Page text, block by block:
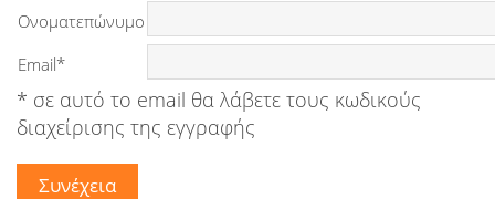
Ραδιόφωνο
Ταινίες
Ονοματεπώνυμο
Email*
* σε αυτό το email θα λάβετε τους κωδικούς
διαχείρισης της εγγραφής